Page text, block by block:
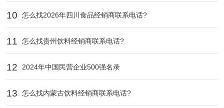
10 怎么找2026年四川食品经销商联系电话?
11 怎么找贵州饮料经销商联系电话?
12 2024年中国民营企业500强名录
13 怎么找内蒙古饮料经销商联系电话?